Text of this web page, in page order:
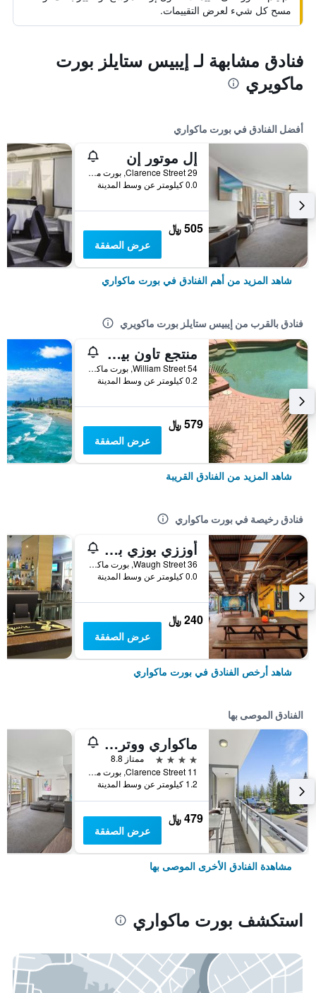
مسح كل شيء لعرض التقييمات.
فنادق مشابهة لـ إيبيس ستايلز بورت
ماكويري
أفضل الفنادق في بورت ماكواري
إل موتور إن
29 Clarence Street, بورت ماكواري, NSW, أستراليا
0.0 كيلومتر عن وسط المدينة
505 ﷼
عرض الصفقة
شاهد المزيد من أهم الفنادق في بورت ماكواري
فنادق بالقرب من إيبيس ستايلز بورت ماكويري
منتجع تاون بيتش بيتشكومبر
54 William Street, بورت ماكواري, NSW, أستراليا
0.2 كيلومتر عن وسط المدينة
579 ﷼
عرض الصفقة
شاهد المزيد من الفنادق القريبة
فنادق رخيصة في بورت ماكواري
أوززي بوزي باكباكرز
36 Waugh Street, بورت ماكواري, NSW, أستراليا
0.0 كيلومتر عن وسط المدينة
240 ﷼
عرض الصفقة
شاهد أرخص الفنادق في بورت ماكواري
الفنادق الموصى بها
ماكواري ووترز بوتيك أبارتمنت هوتل
4 نجوم
ممتاز 8.8
11 Clarence Street, بورت ماكواري, NSW, أستراليا
1.2 كيلومتر عن وسط المدينة
479 ﷼
عرض الصفقة
مشاهدة الفنادق الأخرى الموصى بها
استكشف بورت ماكواري